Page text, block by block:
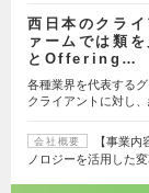
西日本のクラ
ァームでは類
とOffering…
各種業界を代表する
クライアントに対し
会社概要
【事業
ノロジーを活用した